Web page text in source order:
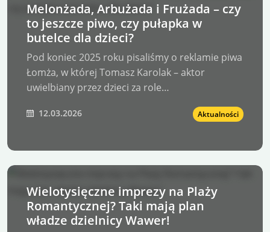
Melonżada, Arbużada i Frużada – czy
to jeszcze piwo, czy pułapka w
butelce dla dzieci?
Pod koniec 2025 roku pisaliśmy o reklamie piwa
Łomża, w której Tomasz Karolak – aktor
uwielbiany przez dzieci za role…
12.03.2026 Aktualności
Wielotysięczne imprezy na Plaży
Romantycznej? Taki mają plan
władze dzielnicy Wawer!